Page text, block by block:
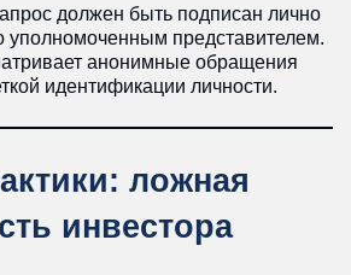
должен быть подписан лично
уполномоченным представителем.
анонимные обращения
идентификации личности.
ложная
инвестора